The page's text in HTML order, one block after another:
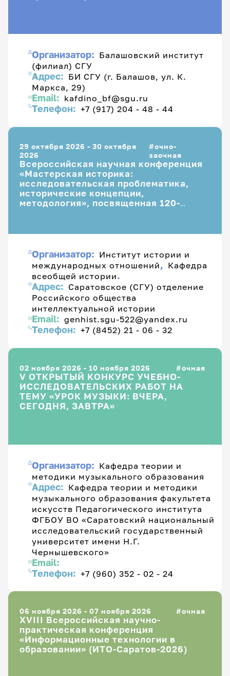
заочная очная
очно-
Организатор: Балашовский институт
(филиал) СГУ
Адрес: БИ СГУ (г. Балашов, ул. К.
Маркса, 29)
Email: kafdino_bf@sgu.ru
Телефон: +7 (917) 204 - 48 - 44
29 октября 2026 - 30 октября
2026
очно-
заочная
Всероссийская научная конференция
«Мастерская историка:
исследовательская проблематика,
исторические концепции,
методология», посвященная 120-
Организатор: Институт истории и
международных отношений, Кафедра
всеобщей истории.
Адрес: Саратовское (СГУ) отделение
Российского общества
интеллектуальной истории
Email: genhist.sgu-522@yandex.ru
Телефон: +7 (8452) 21 - 06 - 32
02 ноября 2026 - 10 ноября 2026 очная
V ОТКРЫТЫЙ КОНКУРС УЧЕБНО-
ИССЛЕДОВАТЕЛЬСКИХ РАБОТ НА
ТЕМУ «УРОК МУЗЫКИ: ВЧЕРА,
СЕГОДНЯ, ЗАВТРА»
Организатор: Кафедра теории и
методики музыкального образования
Адрес: Кафедра теории и методики
музыкального образования факультета
искусств Педагогического института
ФГБОУ ВО «Саратовский национальный
исследовательский государственный
университет имени Н.Г.
Чернышевского»
Email:
Телефон: +7 (960) 352 - 02 - 24
06 ноября 2026 - 07 ноября 2026 очная
XVIII Всероссийская научно-
практическая конференция
«Информационные технологии в
образовании» (ИТО-Саратов-2026)